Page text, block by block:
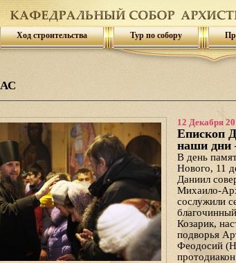
Ход строительства Тур по собору
12 Декабря
Епископ
наши дни
В день
Нового, 11
Даниил
Михаило-
сослужили
Козарик,
подворья
Феодосий